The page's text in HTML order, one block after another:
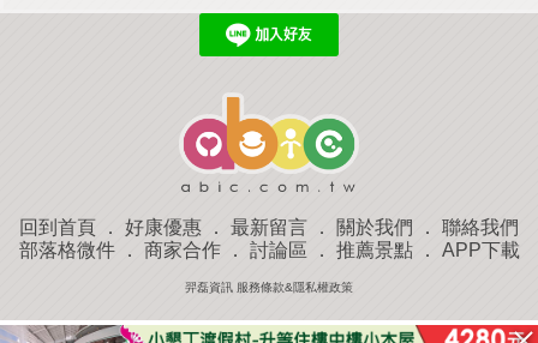
回到首頁 ． 好康優惠 ． 最新留言 ． 關於我們 ． 聯絡我們
部落格微件． 商家合作． 討論區 ． 推薦景點． APP下載
羿磊資訊 服務條款&隱私權政策